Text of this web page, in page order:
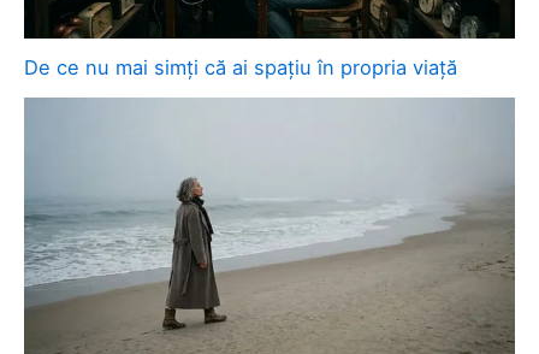
De ce nu mai simți că ai spațiu în propria viață